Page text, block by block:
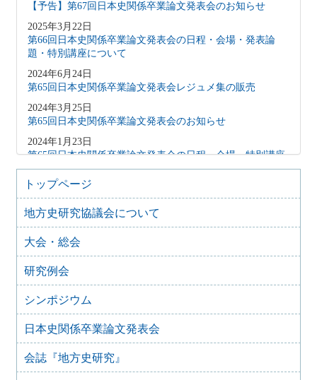
【予告】第67回日本史関係卒業論文発表会のお知らせ
2025年3月22日
第66回日本史関係卒業論文発表会の日程・会場・発表論
題・特別講座について
2024年6月24日
第65回日本史関係卒業論文発表会レジュメ集の販売
2024年3月25日
第65回日本史関係卒業論文発表会のお知らせ
2024年1月23日
第65回日本史関係卒業論文発表会の日程・会場・特別講座
について
2023年3月20日
第64回日本史関係卒業論文発表会の日程・会場・特別講座
について
2022年3月17日
第63回日本史関係卒業論文発表会
2021年4月21日
第61回日本史関係卒業論文発表会
2021年3月25日
第62回日本史関係卒業論文発表会のご案内
2020年3月29日
トップページ
地方史研究協議会について
大会・総会
研究例会
シンポジウム
日本史関係卒業論文発表会
会誌『地方史研究』